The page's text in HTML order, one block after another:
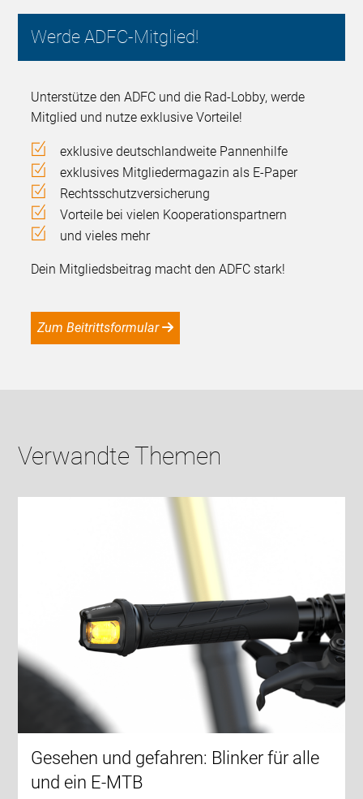
Werde ADFC-Mitglied!
Unterstütze den ADFC und die Rad-Lobby, werde
Mitglied und nutze exklusive Vorteile!
exklusive deutschlandweite Pannenhilfe
exklusives Mitgliedermagazin als E-Paper
Rechtsschutzversicherung
Vorteile bei vielen Kooperationspartnern
und vieles mehr
Dein Mitgliedsbeitrag macht den ADFC stark!
Zum Beitrittsformular
Verwandte Themen
Gesehen und gefahren: Blinker für alle
und ein E-MTB